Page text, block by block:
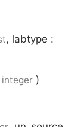
, labtype :
integer )